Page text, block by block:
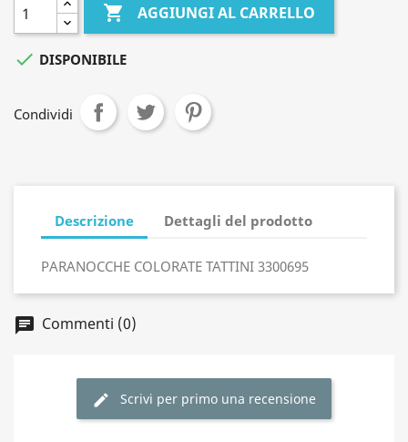
 AGGIUNGI AL CARRELLO
 DISPONIBILE
Condividi
Descrizione Dettagli del prodotto
PARANOCCHE COLORATE TATTINI 3300695
Commenti (0)
Scrivi per primo una recensione